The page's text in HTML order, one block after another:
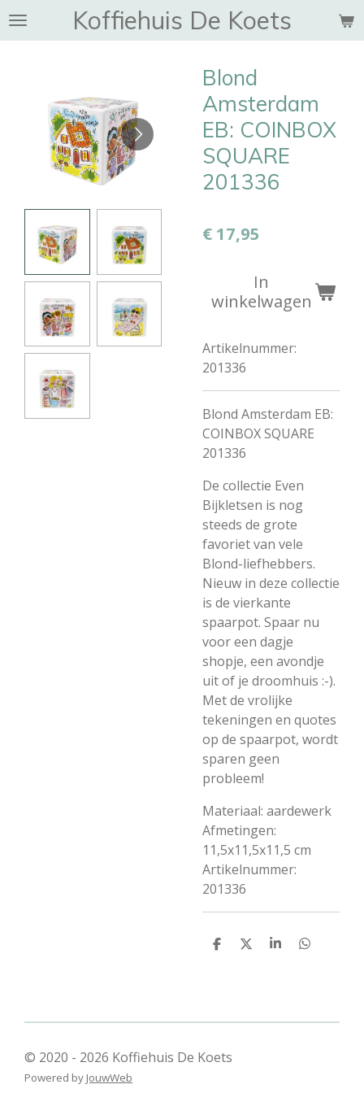
Ga
hoofdinhoud
Koffiehuis De Koets
Blond
Amsterdam
EB: COINBOX
SQUARE
201336
€ 17,95
In
winkelwagen
Artikelnummer:
201336
Blond Amsterdam EB:
COINBOX SQUARE
201336
De collectie Even
Bijkletsen is nog
steeds de grote
favoriet van vele
Blond-liefhebbers.
Nieuw in deze collectie
is de vierkante
spaarpot. Spaar nu
voor een dagje
shopje, een avondje
uit of je droomhuis :-).
Met de vrolijke
tekeningen en quotes
op de spaarpot, wordt
sparen geen
probleem!
Materiaal: aardewerk
Afmetingen:
11,5x11,5x11,5 cm
Artikelnummer:
201336
D
D
S
D
© 2020 - 2026 Koffiehuis De Koets
Powered by JouwWeb